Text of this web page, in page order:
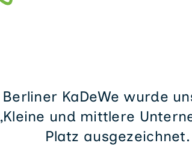
KaDeWe wurde
und mittlere
Platz ausgezeichnet.